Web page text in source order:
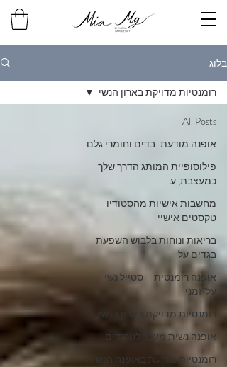
בלוג
All Posts
אופנה מודעת-בדים וחומרי גלם
פילוסופיית המותג הדרך שלך
כמעצבת, ע
מחשבות אישיות מהסטודיו
טקסטים אישיי
בריאות ונוחות בלבוש השפעת
בגדים על
אופנה רומנטית – סטייל נשי
על־זמני
רומנטיות מדויקת בארון הנשי
אופנה נשית מעבר לטרנדים
רומנטיות מודעת באופנה הנשית
רומנטיות מדויקת בארון הנשי